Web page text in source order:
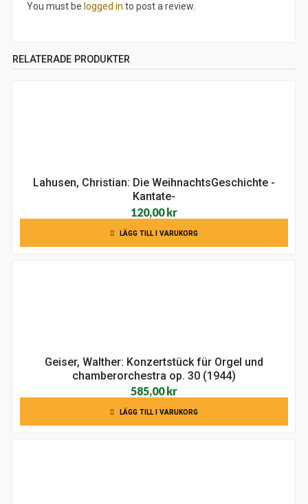
You must be logged in to post a review.
RELATERADE PRODUKTER
Lahusen, Christian: Die WeihnachtsGeschichte -
Kantate-
120,00kr
LÄGG TILL I VARUKORG
Geiser, Walther: Konzertstück für Orgel und
chamberorchestra op. 30 (1944)
585,00 kr
LÄGG TILL I VARUKORG